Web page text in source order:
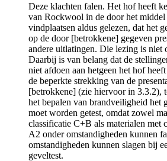
Deze klachten falen. Het hof heeft
van Rockwool in de door het middel
vindplaatsen aldus gelezen, dat het
op de door [betrokkene] gegeven
andere uitlatingen. Die lezing is niet
Daarbij is van belang dat de
niet afdoen aan hetgeen het hof
de beperkte strekking van de
[betrokkene] (zie hiervoor in 3.3.2),
het bepalen van brandveiligheid het
moet worden getest, omdat zowel
classificatie C+B als materialen met
A2 onder omstandigheden kunnen
omstandigheden kunnen slagen bij
geveltest.